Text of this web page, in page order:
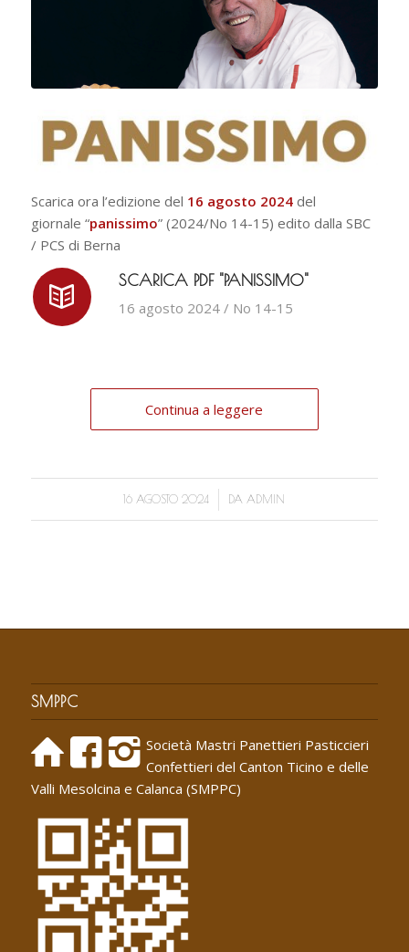
Scarica ora l’edizione del 16 agosto 2024del
giornale “panissimo” (2024/No 14-15) edito dalla SBC
/ PCS di Berna
SCARICA PDF "PANISSIMO"
16 agosto 2024 / No 14-15
Continua a leggere
16 AGOSTO 2024
/ DAADMIN
SMPPC
Società Mastri Panettieri Pasticcieri
Confettieri del Canton Ticino e delle
Valli Mesolcina e Calanca (SMPPC)